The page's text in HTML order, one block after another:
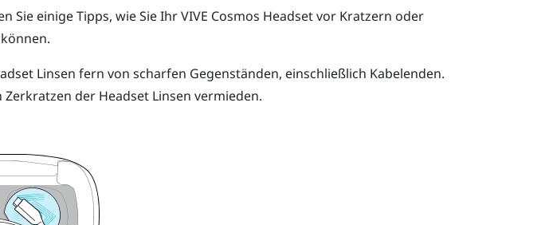
Sie einige Tipps, wie Sie IhrVIVE Cosmos Headset vor Kratzern oder
Linsen fern von scharfen Gegenständen, einschließlich Kabelenden.
der Headset Linsen vermieden.